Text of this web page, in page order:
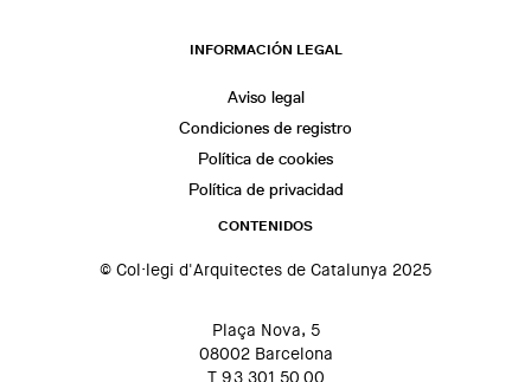
INFORMACIÓN LEGAL
Aviso legal
Condiciones de registro
Política de cookies
Política de privacidad
CONTENIDOS
© Col·legi d'Arquitectes de Catalunya 2025
Plaça Nova, 5
08002 Barcelona
T 93 301 50 00